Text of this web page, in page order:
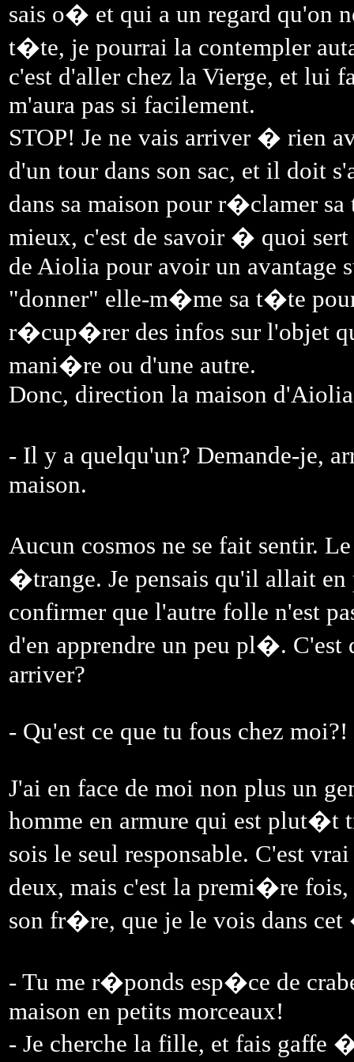
sais o� et qui a un regard qu'on
t�te, je pourrai la contempler
c'est d'aller chez la Vierge, et lui
m'aura pas si facilement.
STOP! Je ne vais arriver � rien
d'un tour dans son sac, et il doit
dans sa maison pour r�clamer
mieux, c'est de savoir � quoi
de Aiolia pour avoir un avantage
"donner" elle-m�me sa t�te
r�cup�rer des infos sur l'objet
mani�re ou d'une autre.
Donc, direction la maison
- Il y a quelqu'un? Demande-je,
maison.
Aucun cosmos ne se fait sentir.
�trange. Je pensais qu'il allait
confirmer que l'autre folle n'est
d'en apprendre un peu pl�.
arriver?
- Qu'est ce que tu fous chez moi?!
J'ai en face de moi non plus un
homme en armure qui est plut�t
sois le seul responsable. C'est
deux, mais c'est la premi�re
son fr�re, que je le vois dans
- Tu me r�ponds esp�ce de
maison en petits morceaux!
- Je cherche la fille, et fais gaffe